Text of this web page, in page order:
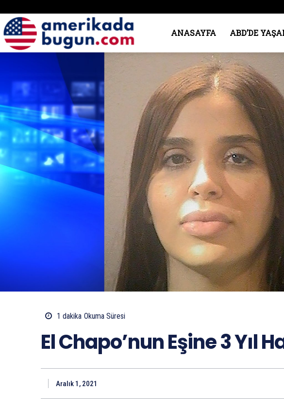
Amerika’daANASAYFA ABD’DE
1 dakika Okuma Süresi
El Chapo’nun Eşine 3 Yıl
Aralık 1, 2021